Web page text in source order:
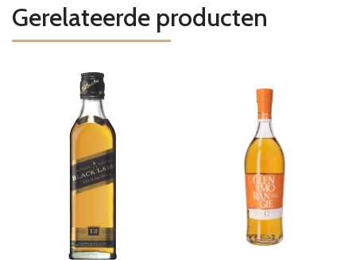
Gerelateerde producten